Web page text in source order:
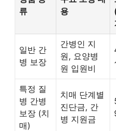
류
용
일반 간
병 보장
간병인 지
원, 요양병
원 입원비
특정 질
병 간병
보장 (치
매)
치매 단계별
진단금, 간
병 지원금